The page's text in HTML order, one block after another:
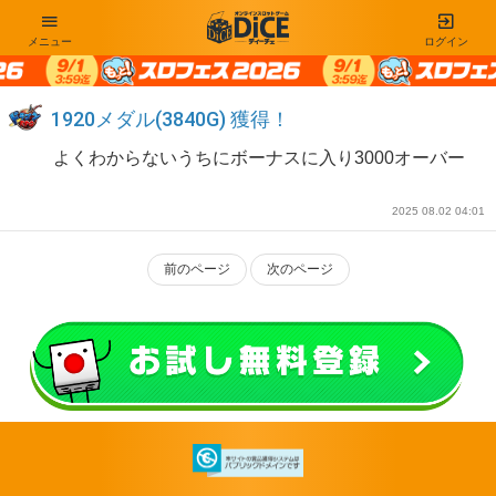
ログイン
メニュー
1920メダル(3840G) 獲得！
よくわからないうちにボーナスに入り3000オーバー
2025 08.02 04:01
前のページ 次のページ